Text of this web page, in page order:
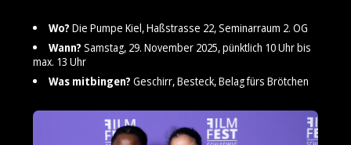
Wo? Die Pumpe Kiel, Haßstrasse 22, Seminarraum 2. OG
Wann? Samstag, 29. November 2025, pünktlich 10 Uhr bis
max. 13 Uhr
Was mitbingen? Geschirr, Besteck, Belag fürs Brötchen